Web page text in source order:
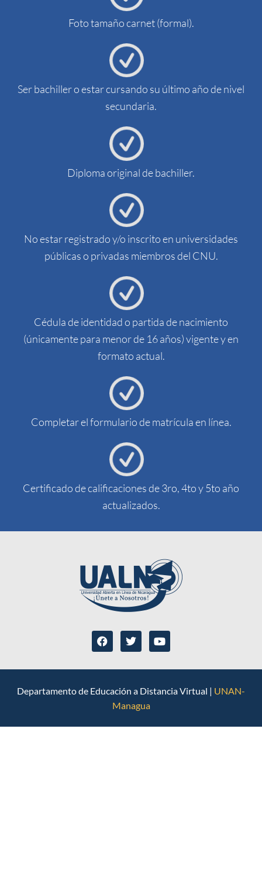
Foto tamaño carnet (formal).
Ser bachiller o estar cursando su último año de nivel
secundaria.
Diploma original de bachiller.
No estar registrado y/o inscrito en universidades
públicas o privadas miembros del CNU.
Cédula de identidad o partida de nacimiento
(únicamente para menor de 16 años) vigente y en
formato actual.
Completar el formulario de matrícula en línea.
Certificado de calificaciones de 3ro, 4to y 5to año
actualizados.
Departamento de Educación a Distancia Virtual | UNAN-
Managua